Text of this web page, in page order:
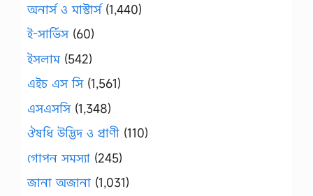
অনার্স ও মাস্টার্স(1,440)
ই-সার্ভিস(60)
ইসলাম(542)
এইচ এস সি(1,561)
এসএসসি(1,348)
ঔষধি উদ্ভিদ ও প্রাণী (110)
গোপন সমস্যা (245)
জানা অজানা (1,031)